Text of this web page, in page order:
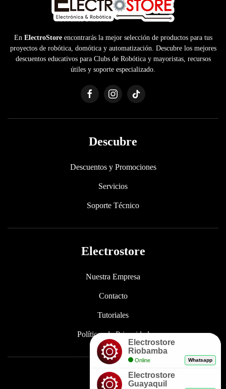
En ElectroStoreencontrarás la mejor selección de productos para tus
proyectos de robótica, domótica y automatización. Descubre los mejores
descuentos educativos para Clubs de Robótica y mayoristas, recursos
útiles y soporte especializado.
Descubre
Descuentos y Promociones
Servicios
Soporte Técnico
Electrostore
Nuestra Empresa
Contacto
Tutoriales
Políticas de Privacidad
Enlaces
Electrostore
Riobamba
Online Whatsapp
Electrostore
Guayaquil